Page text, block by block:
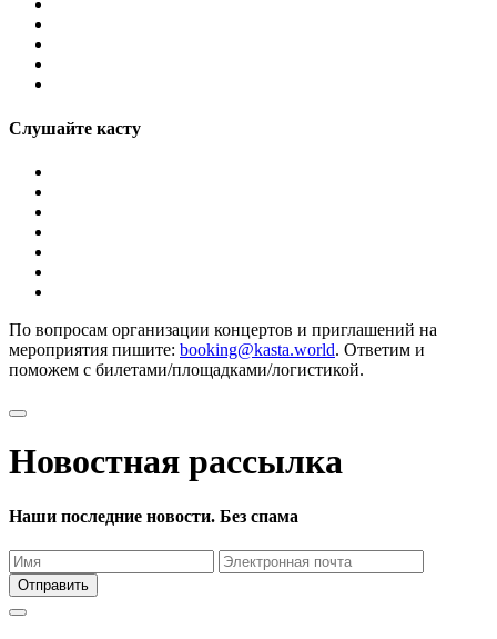
Слушайте касту
По вопросам организации концертов и приглашений на
мероприятия пишите: booking@kasta.world. Ответим и
поможем с билетами/площадками/логистикой.
Новостная рассылка
Наши последние новости. Без спама
Отправить